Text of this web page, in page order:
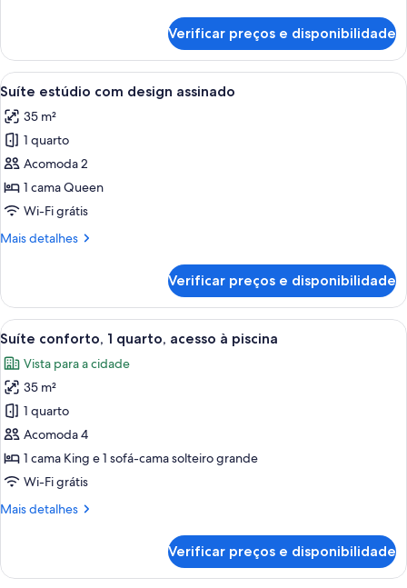
para
cidade
com
design
assinado,
vista
para
cidade
Verificar preços e disponibilidade
Carrega
todas
as
fotos
de
Suíte
estúdio
design
Suíte estúdio com design assinado |
6
Suíte estúdio com design assinado
35 m²
1 quarto
Acomoda 2
1 cama Queen
Wi-Fi grátis
Mais detalhes
Mais
estúdio
com
design
Verificar preços e disponibilidade
Carrega
todas
as
fotos
de
Suíte
conforto,
1
quarto,
acesso
Roupas de cama premium, edredons
12
Suíte conforto, 1 quarto, acesso à piscina
Vista para a cidade
35 m²
1 quarto
Acomoda 4
1 cama King e 1 sofá-cama solteiro grande
Wi-Fi grátis
Mais detalhes
Mais
conforto,
Verificar preços e disponibilidade